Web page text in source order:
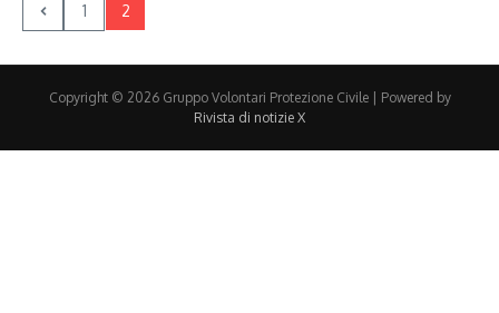
1 2
Copyright © 2026 Gruppo Volontari Protezione Civile | Powered by
Rivista di notizie X